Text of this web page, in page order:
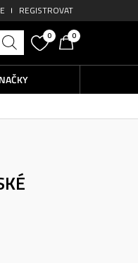
REGISTROVAT
0 0